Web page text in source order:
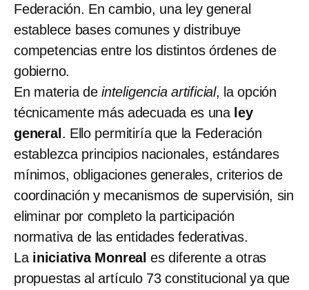
Federación. En cambio, una ley general
establece bases comunes y distribuye
competencias entre los distintos órdenes de
gobierno.
En materia de inteligencia artificial, la opción
técnicamente más adecuada es una ley
general . Ello permitiría que la Federación
establezca principios nacionales, estándares
mínimos, obligaciones generales, criterios de
coordinación y mecanismos de supervisión, sin
eliminar por completo la participación
normativa de las entidades federativas.
La iniciativa Monreal es diferente a otras
propuestas al artículo 73 constitucional ya que